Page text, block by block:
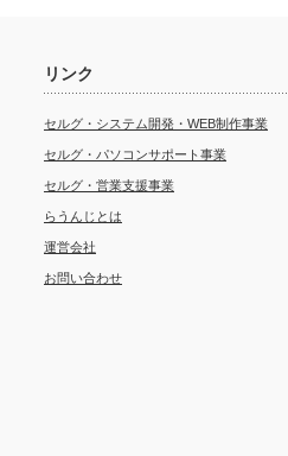
リンク
セルグ・システム開発・WEB制作事業
セルグ・パソコンサポート事業
セルグ・営業支援事業
らうんじとは
運営会社
お問い合わせ